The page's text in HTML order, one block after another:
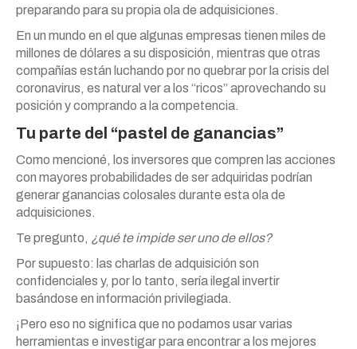
preparando para su propia ola de adquisiciones.
En un mundo en el que algunas empresas tienen miles de
millones de dólares a su disposición, mientras que otras
compañías están luchando por no quebrar por la crisis del
coronavirus, es natural ver a los “ricos” aprovechando su
posición y comprando a la competencia.
Tu parte del “pastel de ganancias”
Como mencioné, los inversores que compren las acciones
con mayores probabilidades de ser adquiridas podrían
generar ganancias colosales durante esta ola de
adquisiciones.
Te pregunto, ¿qué te impide ser uno de ellos?
Por supuesto: las charlas de adquisición son
confidenciales y, por lo tanto, sería ilegal invertir
basándose en información privilegiada.
¡Pero eso no significa que no podamos usar varias
herramientas e investigar para encontrar a los mejores